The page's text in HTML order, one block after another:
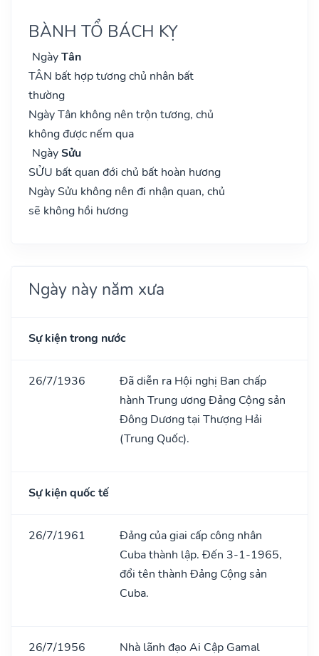
BÀNH TỔ BÁCH KỴ
NgàyTân
TÂN bất hợp tương chủ nhân bất
thường
Ngày Tân không nên trộn tương, chủ
không được nếm qua
NgàySửu
SỬU bất quan đới chủ bất hoàn hương
Ngày Sửu không nên đi nhận quan, chủ
sẽ không hồi hương
Ngày này năm xưa
Sự kiện trong nước
26/7/1936
Đã diễn ra Hội nghị Ban chấp
hành Trung ương Đảng Cộng sản
Đông Dương tại Thượng Hải
(Trung Quốc).
Sự kiện quốc tế
26/7/1961
Đảng của giai cấp công nhân
Cuba thành lập. Đến 3-1-1965,
đổi tên thành Đảng Cộng sản
Cuba.
26/7/1956
Nhà lãnh đạo Ai Cập Gamal